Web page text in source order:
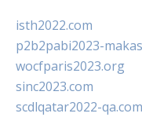
isth2022.com
p2b2pabi2023-
wocfparis2023.org
sinc2023.com
scdlqatar2022-qa.com